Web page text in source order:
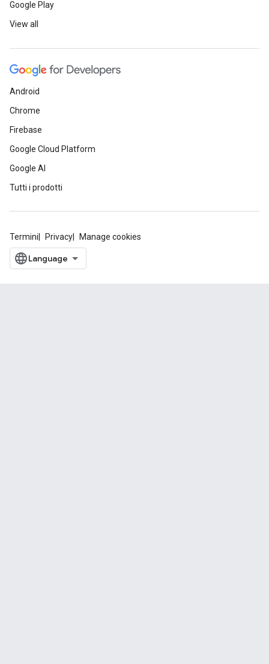
Google Play
View all
Android
Chrome
Firebase
Google Cloud Platform
Google AI
Tutti i prodotti
Termini Privacy Manage cookies